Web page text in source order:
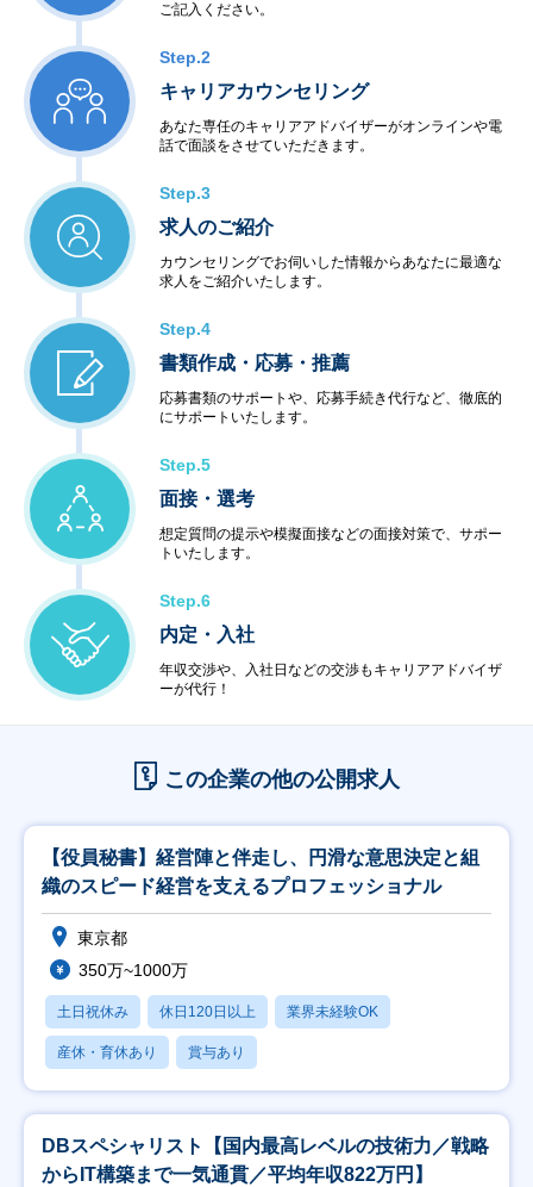
ご記入ください。
Step.2
キャリアカウンセリング
あなた専任のキャリアアドバイザーがオンラインや電
話で面談をさせていただきます。
Step.3
求人のご紹介
カウンセリングでお伺いした情報からあなたに最適な
求人をご紹介いたします。
Step.4
書類作成・応募・推薦
応募書類のサポートや、応募手続き代行など、徹底的
にサポートいたします。
Step.5
面接・選考
想定質問の提示や模擬面接などの面接対策で、サポー
トいたします。
Step.6
内定・入社
年収交渉や、入社日などの交渉もキャリアアドバイザ
ーが代行！
この企業の他の公開求人
【役員秘書】経営陣と伴走し、円滑な意思決定と組
織のスピード経営を支えるプロフェッショナル
東京都
350万~1000万
土日祝休み 休日120日以上 業界未経験OK
産休・育休あり 賞与あり
DBスペシャリスト【国内最高レベルの技術力／戦略
からIT構築まで一気通貫／平均年収822万円】